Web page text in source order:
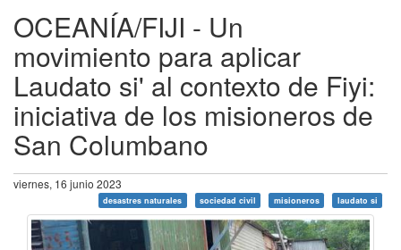
OCEANÍA/FIJI - Un
movimiento para aplicar
Laudato si' al contexto de Fiyi:
iniciativa de los misioneros de
San Columbano
viernes, 16 junio 2023
desastres naturales sociedad civil misioneros laudato si